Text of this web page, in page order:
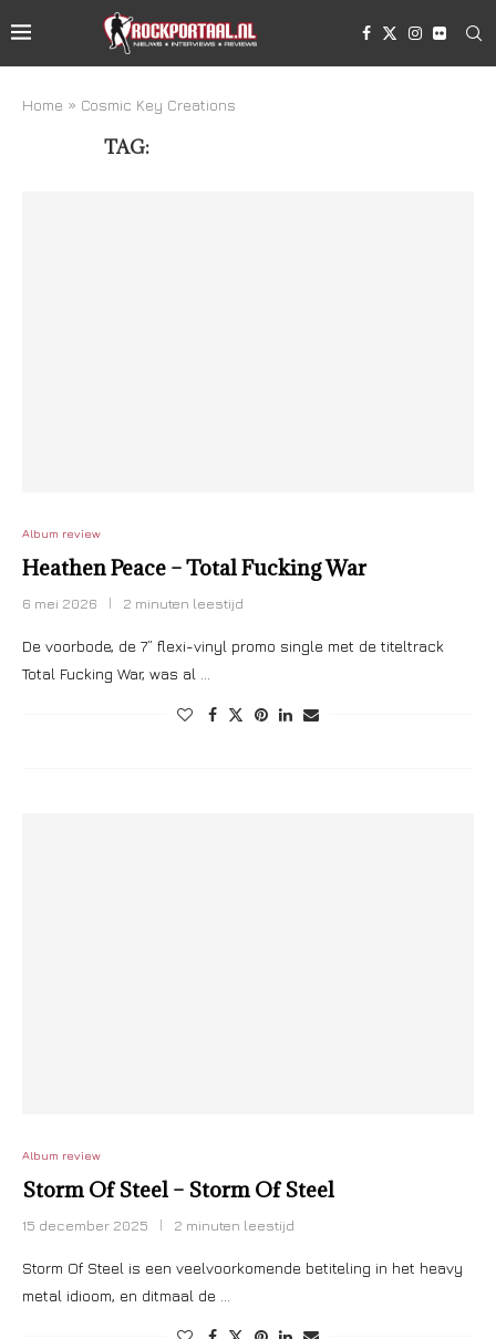
Home » Cosmic Key Creations
TAG:
Album review
Heathen Peace – Total Fucking War
6 mei 2026 2 minuten leestijd
De voorbode, de 7” flexi-vinyl promo single met de titeltrack
Total Fucking War, was al …
Album review
Storm Of Steel – Storm Of Steel
15 december 2025 2 minuten leestijd
Storm Of Steel is een veelvoorkomende betiteling in het heavy
metal idioom, en ditmaal de …